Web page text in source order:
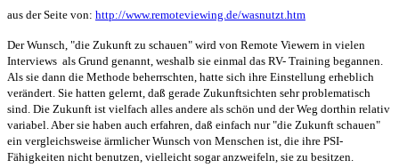
aus der Seite von: http://www.remoteviewing.de/wasnutzt.htm
Der Wunsch, "die Zukunft zu schauen" wird von Remote Viewern in vielen
Interviews als Grund genannt, weshalb sie einmal das RV- Training begannen.
Als sie dann die Methode beherrschten, hatte sich ihre Einstellung erheblich
verändert. Sie hatten gelernt, daß gerade Zukunftsichten sehr problematisch
sind. Die Zukunft ist vielfach alles andere als schön und der Weg dorthin relativ
variabel. Aber sie haben auch erfahren, daß einfach nur "die Zukunft schauen"
ein vergleichsweise ärmlicher Wunsch von Menschen ist, die ihre PSI-
Fähigkeiten nicht benutzen, vielleicht sogar anzweifeln, sie zu besitzen.